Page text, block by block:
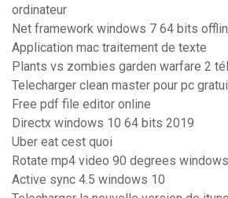
ordinateur
Net framework windows 7 64 bits
Application mac traitement de texte
Plants vs zombies garden warfare 2
Telecharger clean master pour pc
Free pdf file editor online
Directx windows 10 64 bits 2019
Uber eat cest quoi
Rotate mp4 video 90 degrees
Active sync 4.5 windows 10